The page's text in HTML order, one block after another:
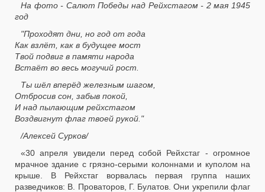
На фото - Салют Победы над Рейхстагом - 2 мая 1945
год
"Проходят дни, но год от года
Как взлёт, как в будущее мост
Твой подвиг в памяти народа
Встаёт во весь могучий рост.
Ты шёл вперёд железным шагом,
Отбросив сон, забыв покой,
И над пылающим рейхстагом
Воздвигнут флаг твоей рукой."
/Алексей Сурков/
«30 апреля увидели перед собой Рейхстаг - огромное
мрачное здание с грязно-серыми колоннами и куполом на
крыше. В Рейхстаг ворвалась первая группа наших
разведчиков: В. Проваторов, Г. Булатов. Они укрепили флаг